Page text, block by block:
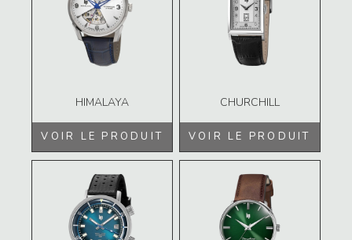
HIMALAYA
VOIR LE PRODUIT
CHURCHILL
VOIR LE PRODUIT